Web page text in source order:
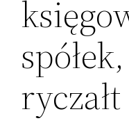
ryczałt